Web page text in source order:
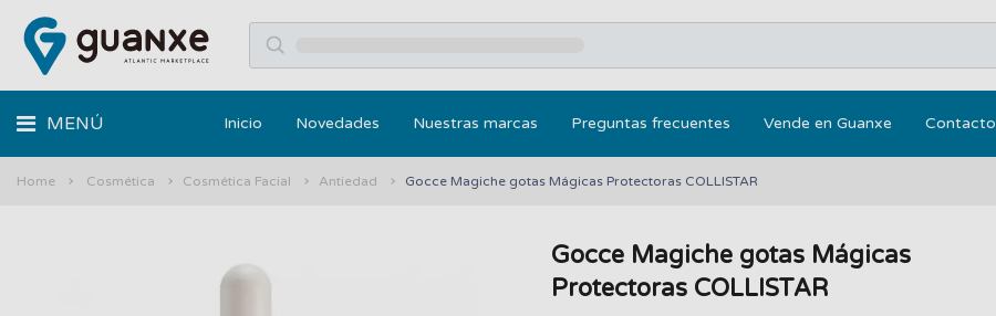
MENÚ Inicio Novedades Nuestras marcas Preguntas frecuentes Vende en Guanxe Contacto
Home Cosmética Cosmética Facial Antiedad Gocce Magiche gotas Mágicas Protectoras COLLISTAR
Gocce Magiche gotas Mágicas
Protectoras COLLISTAR